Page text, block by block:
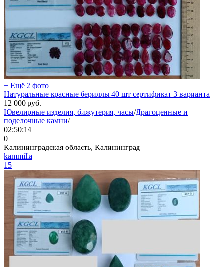
+ Ещё 2 фото
Натуральные красные бериллы 40 шт сертификат 3 варианта
12 000 руб.
Ювелирные изделия, бижутерия, часы/Драгоценные и
поделочные камни/
02:50:14
0
Калининградская область, Калининград
kammilla
15